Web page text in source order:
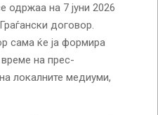
одржаа на 7 јуни 2026
договор.
сама ќе ја формира
на прес-
локалните медиуми,